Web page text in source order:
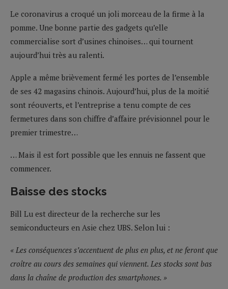
Le coronavirus a croqué un joli morceau de la firme à la
pomme. Une bonne partie des gadgets qu’elle
commercialise sort d’usines chinoises… qui tournent
aujourd’hui très au ralenti.
Apple a même brièvement fermé les portes de l’ensemble
de ses 42 magasins chinois. Aujourd’hui, plus de la moitié
sont réouverts, et l’entreprise a tenu compte de ces
fermetures dans son chiffre d’affaire prévisionnel pour le
premier trimestre…
… Mais il est fort possible que les ennuis ne fassent que
commencer.
Baisse des stocks
Bill Lu est directeur de la recherche sur les
semiconducteurs en Asie chez UBS. Selon lui :
« Les conséquences s’accentuent de plus en plus, et ne feront que
croître au cours des semaines qui viennent. Les stocks sont bas
dans la chaîne de production des smartphones. »